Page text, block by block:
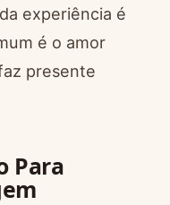
experiência é
é o amor
presente
Para